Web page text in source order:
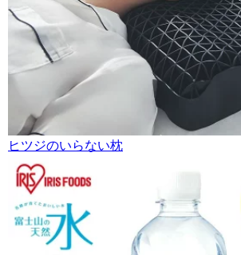
ヒツジのいらない枕